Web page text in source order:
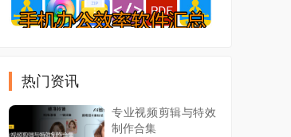
热门资讯
专业视频剪辑与特效
制作合集